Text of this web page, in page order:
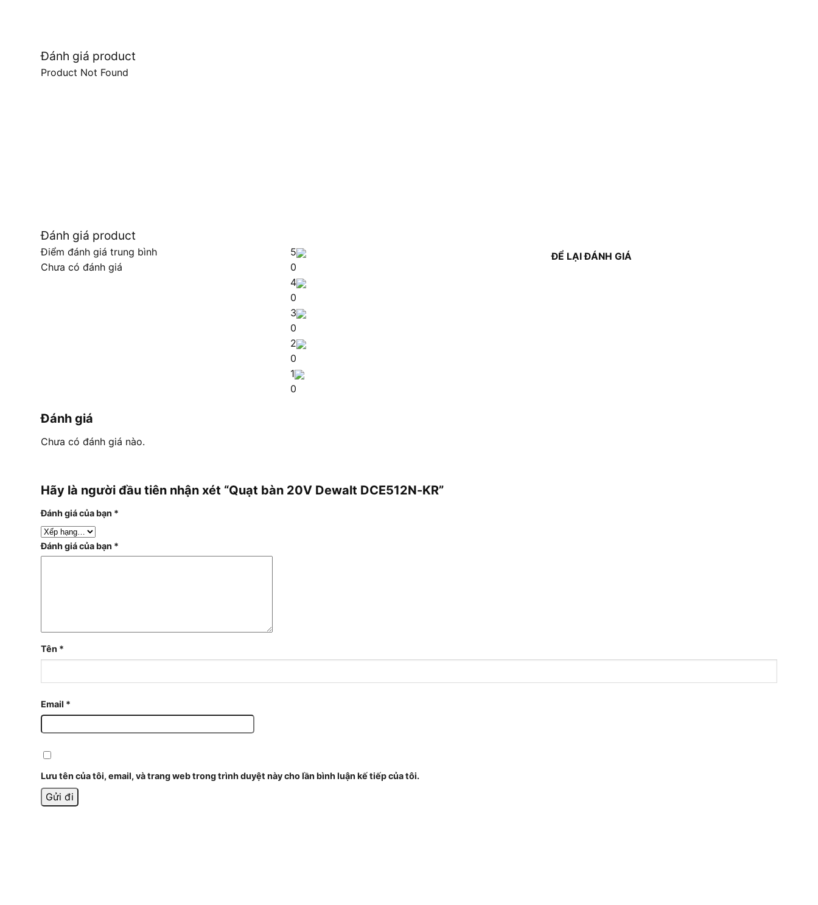
Đánh giá product
Product Not Found
Đánh giá product
Điểm đánh giá trung bình
Chưa có đánh giá
5
0
4
0
3
0
2
0
1
0
ĐỂ LẠI ĐÁNH GIÁ
Đánh giá
Chưa có đánh giá nào.
Hãy là người đầu tiên nhận xét “Quạt bàn 20V Dewalt DCE512N-KR”
Đánh giá của bạn *
Đánh giá của bạn *
Tên *
Email *
Lưu tên của tôi, email, và trang web trong trình duyệt này cho lần bình luận kế tiếp của tôi.